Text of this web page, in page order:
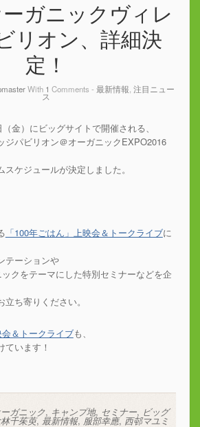
ガニックヴィレ
リオン、詳細決
定！
With 1 Comments - 最新情報, 注目ニュー
ス
金）にビッグサイトで開催される、
ジパビリオン＠オーガニックEXPO2016
ケジュールが決定しました。
「100年ごはん」上映会＆トークライブに
テーションや
クをテーマにした特別セミナーなどを企
ち寄りください。
会＆トークライブも、
ています！
ガニック, キャンプ地, セミナー, ビッグ
千茱萸,最新情報, 服部幸應, 西邨マユミ